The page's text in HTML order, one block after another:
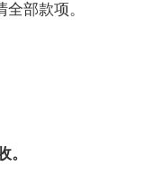
部款项。
。